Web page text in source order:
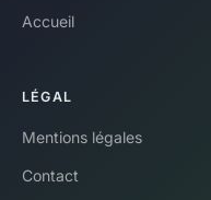
Accueil
LÉGAL
Mentions légales
Contact